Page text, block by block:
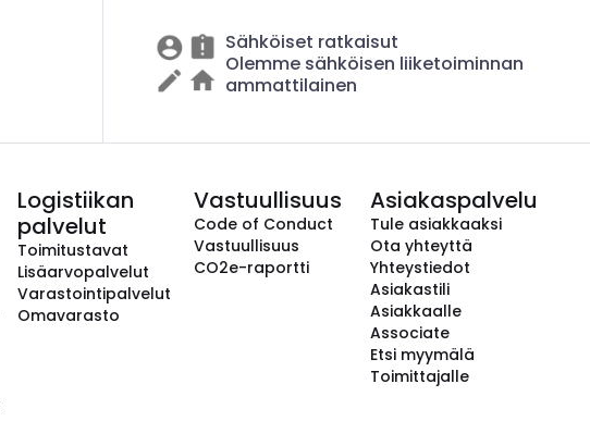
Sähköiset ratkaisut
Olemme sähköisen liiketoiminnan
ammattilainen
Logistiikan
palvelut
Toimitustavat
Lisäarvopalvelut
Varastointipalvelut
Omavarasto
Vastuullisuus
Code of Conduct
Vastuullisuus
CO2e-raportti
Asiakaspalvelu
Tule asiakkaaksi
Ota yhteyttä
Yhteystiedot
Asiakastili
Asiakkaalle
Associate
Etsi myymälä
Toimittajalle